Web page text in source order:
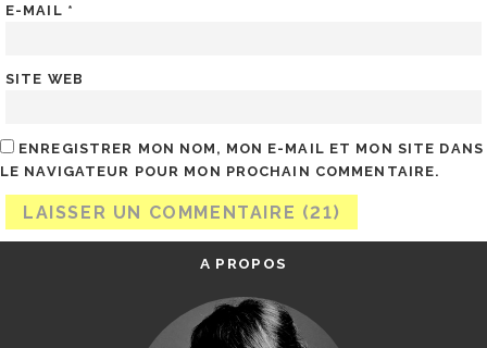
E-MAIL *
SITE WEB
ENREGISTRER MON NOM, MON E-MAIL ET MON SITE DANS
LE NAVIGATEUR POUR MON PROCHAIN COMMENTAIRE.
A PROPOS